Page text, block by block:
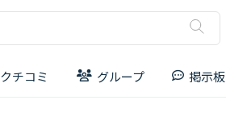
クチコミ グループ 掲示板